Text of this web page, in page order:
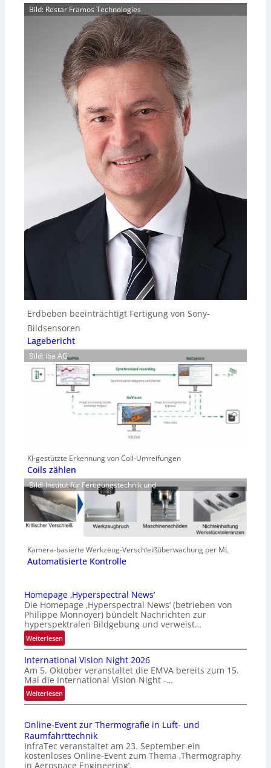
Bild: Restar Framos Technologies
Erdbeben beeinträchtigt Fertigung von Sony-
Bildsensoren
Lagebericht
Bild: iba AG
KI-gestützte Erkennung von Coil-Umreifungen
Coils zählen
Bild: Institut für Fertigungstechnik und
Kamera-basierte Werkzeug-Verschleißüberwachung per ML
Automatisierte Kontrolle
Homepage ‚Hyperspectral News‘
Die Homepage ‚Hyperspectral News‘ (betrieben von
Philippe Monnoyer) bündelt Nachrichten zur
hyperspektralen Bildgebung und verweist…
Weiterlesen:
H
o
m
e
p
a
e
‚
H
y
International Vision Night 2026
Am 5. Oktober veranstaltet die EMVA bereits zum 15.
Mal die International Vision Night -…
Weiterlesen:
I
t
e
r
n
Online-Event zur Thermografie in Luft- und
Raumfahrttechnik
InfraTec veranstaltet am 23. September ein
kostenloses Online-Event zum Thema ‚Thermography
in Aerospace Engineering‘.